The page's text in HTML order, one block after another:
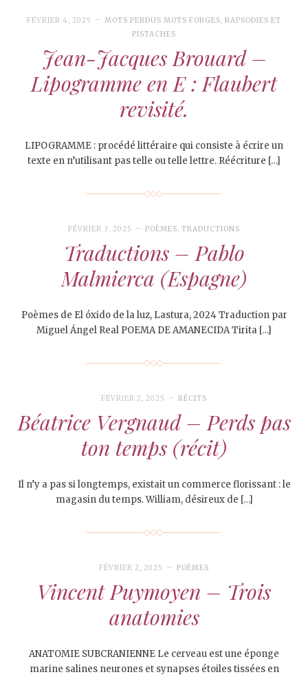
FÉVRIER 4, 2025 MOTS PERDUS MOTS FORGES,RAPSODIES ET
PISTACHES
Jean-Jacques Brouard –
Lipogramme en E : Flaubert
revisité.
LIPOGRAMME : procédé littéraire qui consiste à écrire un
texte en n’utilisant pas telle ou telle lettre. Réécriture […]
FÉVRIER 3, 2025 POÈMES,TRADUCTIONS
Traductions – Pablo
Malmierca (Espagne)
Poèmes de El óxido de la luz, Lastura, 2024 Traduction par
Miguel Ángel Real POEMA DE AMANECIDA Tirita […]
FÉVRIER 2, 2025 RÉCITS
Béatrice Vergnaud – Perds pas
ton temps (récit)
Il n’y a pas si longtemps, existait un commerce florissant : le
magasin du temps. William, désireux de […]
FÉVRIER 2, 2025 POÈMES
Vincent Puymoyen – Trois
anatomies
ANATOMIE SUBCRANIENNE Le cerveau est une éponge
marine salines neurones et synapses étoiles tissées en